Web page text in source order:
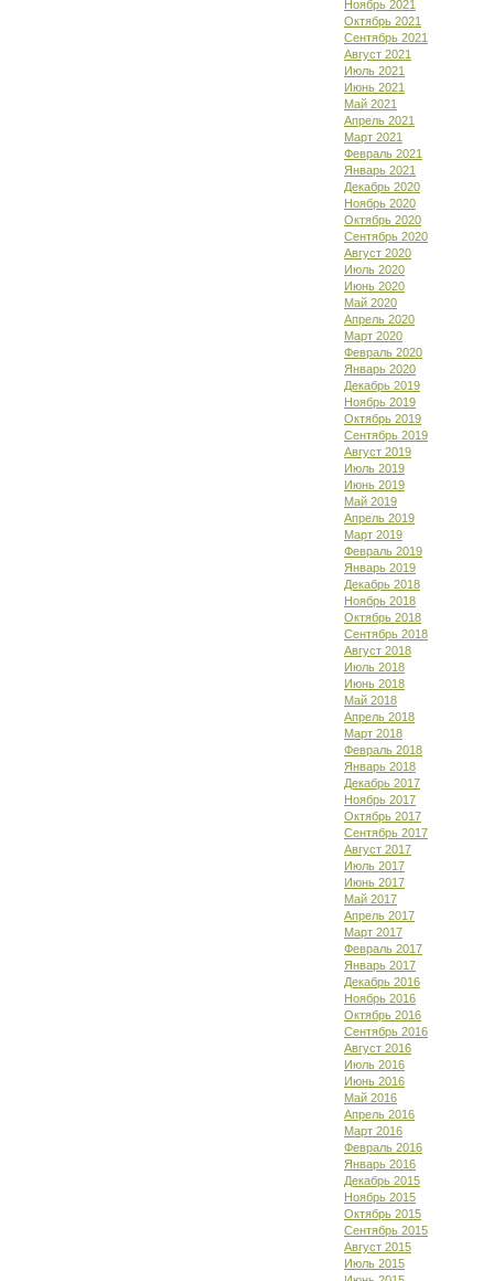
Ноябрь 2021
Октябрь 2021
Сентябрь 2021
Август 2021
Июль 2021
Июнь 2021
Май 2021
Апрель 2021
Март 2021
Февраль 2021
Январь 2021
Декабрь 2020
Ноябрь 2020
Октябрь 2020
Сентябрь 2020
Август 2020
Июль 2020
Июнь 2020
Май 2020
Апрель 2020
Март 2020
Февраль 2020
Январь 2020
Декабрь 2019
Ноябрь 2019
Октябрь 2019
Сентябрь 2019
Август 2019
Июль 2019
Июнь 2019
Май 2019
Апрель 2019
Март 2019
Февраль 2019
Январь 2019
Декабрь 2018
Ноябрь 2018
Октябрь 2018
Сентябрь 2018
Август 2018
Июль 2018
Июнь 2018
Май 2018
Апрель 2018
Март 2018
Февраль 2018
Январь 2018
Декабрь 2017
Ноябрь 2017
Октябрь 2017
Сентябрь 2017
Август 2017
Июль 2017
Июнь 2017
Май 2017
Апрель 2017
Март 2017
Февраль 2017
Январь 2017
Декабрь 2016
Ноябрь 2016
Октябрь 2016
Сентябрь 2016
Август 2016
Июль 2016
Июнь 2016
Май 2016
Апрель 2016
Март 2016
Февраль 2016
Январь 2016
Декабрь 2015
Ноябрь 2015
Октябрь 2015
Сентябрь 2015
Август 2015
Июль 2015